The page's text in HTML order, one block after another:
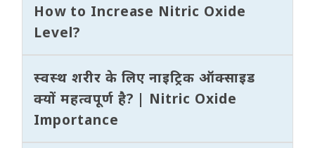
How to Increase Nitric Oxide
Level?
स्वस्थ शरीर के लिए नाइट्रिक ऑक्साइड
क्यों महत्वपूर्ण है? | Nitric Oxide
Importance